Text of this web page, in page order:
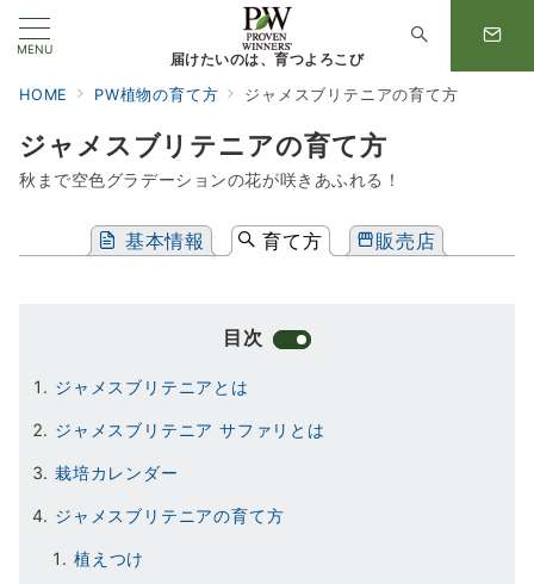
MENU
届けたいのは、育つよろこび
HOME PW植物の育て方 ジャメスブリテニアの育て方
ジャメスブリテニアの育て方
秋まで空色グラデーションの花が咲きあふれる！
基本情報 育て方 販売店
目次
ジャメスブリテニアとは
ジャメスブリテニア サファリとは
栽培カレンダー
ジャメスブリテニアの育て方
植えつけ